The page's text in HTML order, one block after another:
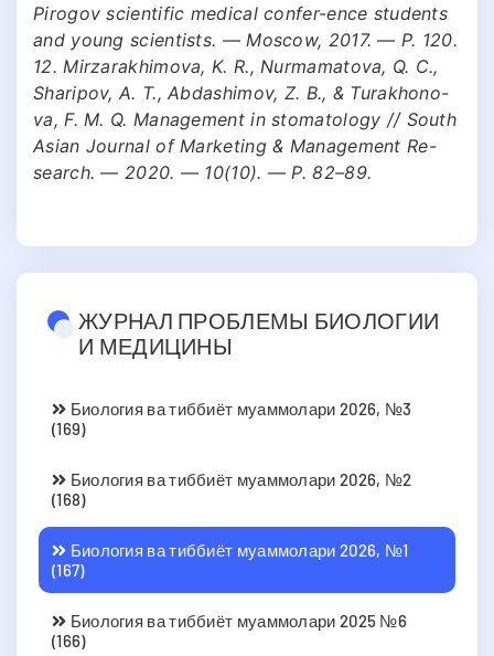
Pirogov scientific medical confer-ence students
and young scientists. — Moscow, 2017. — P. 120.
12. Mirzarakhimova, K. R., Nurmamatova, Q. C.,
Sharipov, A. T., Abdashimov, Z. B., & Turakhono-
va, F. M. Q. Management in stomatology // South
Asian Journal of Marketing & Management Re-
search. — 2020. — 10(10). — P. 82–89.
ЖУРНАЛ ПРОБЛЕМЫ БИОЛОГИИ
И МЕДИЦИНЫ
Биология ва тиббиёт муаммолари 2026, №3
(169)
Биология ва тиббиёт муаммолари 2026, №2
(168)
Биология ва тиббиёт муаммолари 2026, №1
(167)
Биология ва тиббиёт муаммолари 2025 №6
(166)